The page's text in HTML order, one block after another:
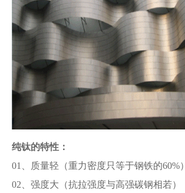
纯钛的特性：
01、质量轻（重力密度只等于钢铁的60%）
02、强度大（抗拉强度与高强碳钢相若）